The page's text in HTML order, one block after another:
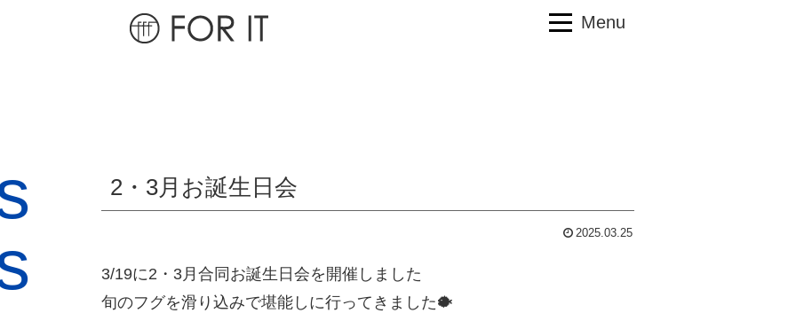
Menu
2・3月お誕生日会
2025.03.25
3/19に2・3月合同お誕生日会を開催しました
旬のフグを滑り込みで堪能しに行ってきました🐡